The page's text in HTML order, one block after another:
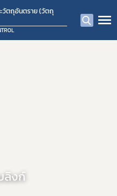
วัตถุอันตราย (วัตถุ
ลิงก์